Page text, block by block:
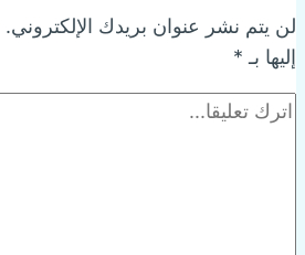
لن يتم نشر عنوان بريدك الإلكتروني.
إليها بـ *